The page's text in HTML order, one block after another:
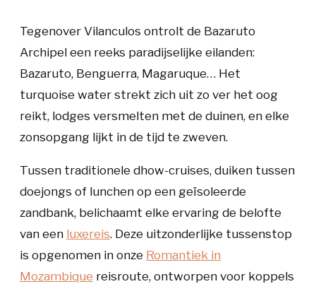
Tegenover Vilanculos ontrolt de Bazaruto
Archipel een reeks paradijselijke eilanden:
Bazaruto, Benguerra, Magaruque… Het
turquoise water strekt zich uit zo ver het oog
reikt, lodges versmelten met de duinen, en elke
zonsopgang lijkt in de tijd te zweven.
Tussen traditionele dhow-cruises, duiken tussen
doejongs of lunchen op een geïsoleerde
zandbank, belichaamt elke ervaring de belofte
van een luxereis. Deze uitzonderlijke tussenstop
is opgenomen in onze Romantiek in
Mozambique reisroute, ontworpen voor koppels